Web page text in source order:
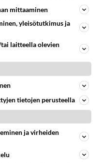
mittaaminen
yleisötutkimus ja
laitteella olevien
tietojen perusteella
ja virheiden